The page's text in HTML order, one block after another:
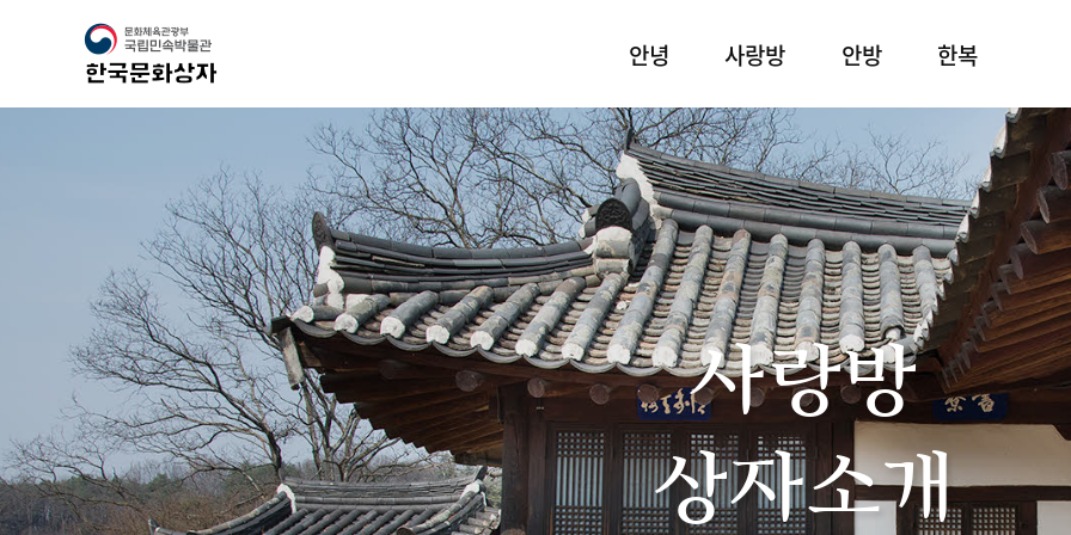
안녕 사랑방 안방 한복
사랑방
상자소개